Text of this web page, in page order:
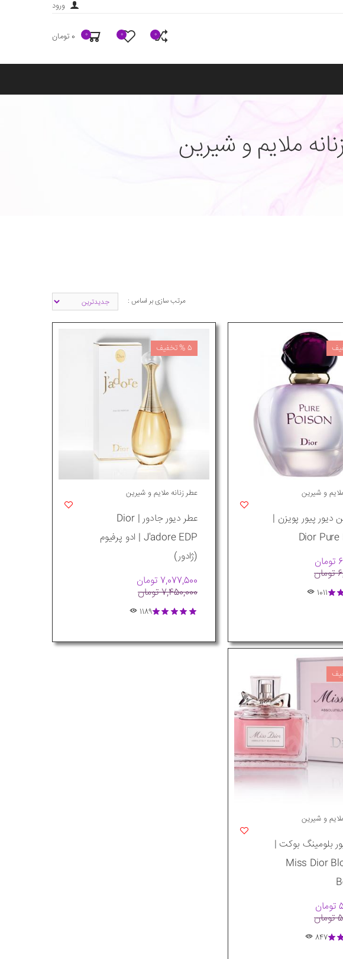
ورود
0
0
0 0 تومان
ملایم و شیرین
مرتب سازی بر اساس :
و شیرین
دیور پیور پویزن |
Dior
1011
5 % تخفیف
عطر زنانه ملایم و شیرین
عطر دیور جادور | Dior
J'adore EDP | ادو پرفیوم
(ژادور)
7,077,500 تومان
7,450,000 تومان
1189
و شیرین
بلومینگ بوکت |
Miss Dior
847